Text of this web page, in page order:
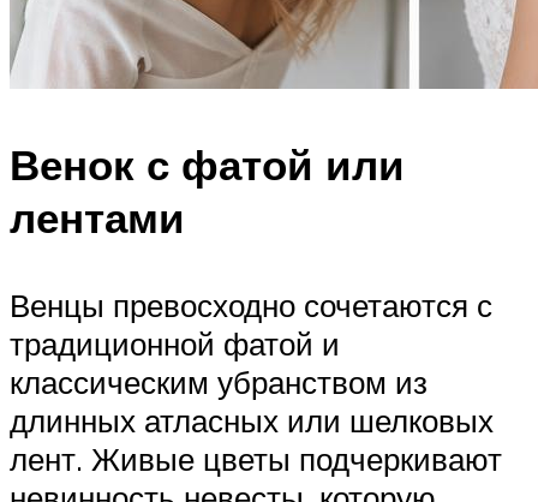
Венок с фатой или
лентами
Венцы превосходно сочетаются с
традиционной фатой и
классическим убранством из
длинных атласных или шелковых
лент. Живые цветы подчеркивают